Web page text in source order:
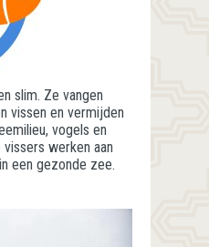
slim. Ze vangen
vissen en vermijden
vogels en
werken aan
een gezonde zee.